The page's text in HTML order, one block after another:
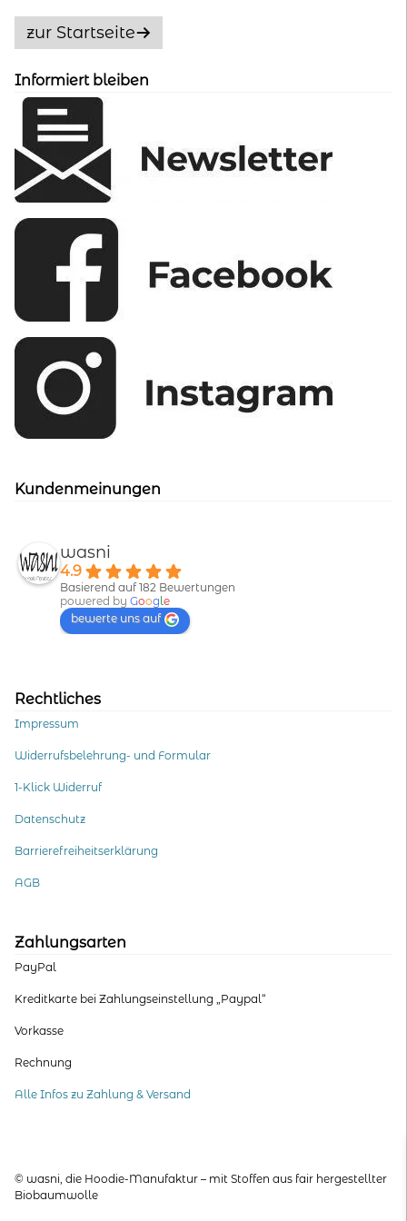
werden
zur Startseite
Informiert bleiben
Kundenmeinungen
wasni
4.9
Basierend auf 182 Bewertungen
powered by Goog le
bewerte uns auf
Rechtliches
Impressum
Widerrufsbelehrung- und Formular
1-Klick Widerruf
Datenschutz
Barrierefreiheitserklärung
AGB
Zahlungsarten
PayPal
Kreditkarte bei Zahlungseinstellung „Paypal“
Vorkasse
Rechnung
Alle Infos zu Zahlung & Versand
© wasni, die Hoodie-Manufaktur – mit Stoffen aus fair hergestellter
Biobaumwolle